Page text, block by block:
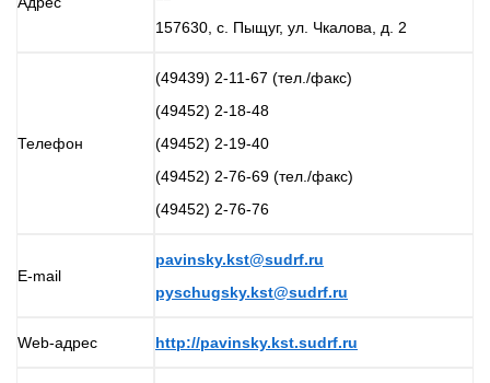
157630, с. Пыщуг, ул. Чкалова, д. 2
Телефон
(49439) 2-11-67 (тел./факс)
(49452) 2-18-48
(49452) 2-19-40
(49452) 2-76-69 (тел./факс)
(49452) 2-76-76
E-mail
pavinsky.kst@sudrf.ru
pyschugsky.kst@sudrf.ru
Web-адрес http://pavinsky.kst.sudrf.ru